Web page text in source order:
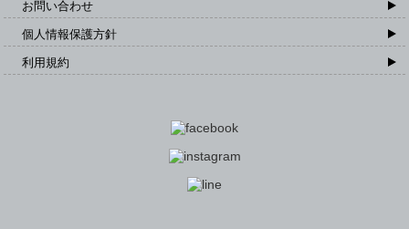
お問い合わせ
個人情報保護方針
利用規約